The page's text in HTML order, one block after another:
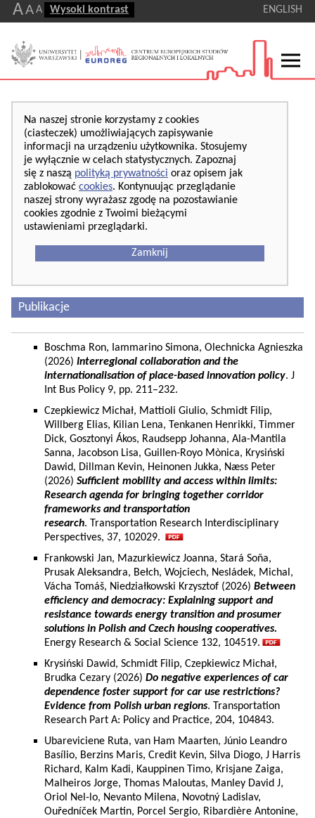
AA A Wysoki kontrast ENGLISH
Na naszej stronie korzystamy z cookies
(ciasteczek) umożliwiających zapisywanie
informacji na urządzeniu użytkownika. Stosujemy
je wyłącznie w celach statystycznych. Zapoznaj
się z naszą polityką prywatności oraz opisem jak
zablokować cookies. Kontynuując przeglądanie
naszej strony wyrażasz zgodę na pozostawianie
cookies zgodnie z Twoimi bieżącymi
ustawieniami przeglądarki.
Zamknij
Publikacje
Boschma Ron, Iammarino Simona, Olechnicka Agnieszka
(2026) Interregional collaboration and the
internationalisation of place-based innovation policy. J
Int Bus Policy 9, pp. 211–232.
Czepkiewicz Michał, Mattioli Giulio, Schmidt Filip,
Willberg Elias, Kilian Lena, Tenkanen Henrikki, Timmer
Dick, Gosztonyi Ákos, Raudsepp Johanna, Ala-Mantila
Sanna, Jacobson Lisa, Guillen-Royo Mònica, Krysiński
Dawid, Dillman Kevin, Heinonen Jukka, Næss Peter
(2026) Sufficient mobility and access within limits:
Research agenda for bringing together corridor
frameworks and transportation
research. Transportation Research Interdisciplinary
Perspectives, 37, 102029.
Frankowski Jan, Mazurkiewicz Joanna, Stará Soňa,
Prusak Aleksandra, Bełch, Wojciech, Nesládek, Michal,
Vácha Tomáš, Niedziałkowski Krzysztof (2026) Between
efficiency and democracy: Explaining support and
resistance towards energy transition and prosumer
solutions in Polish and Czech housing cooperatives.
Energy Research & Social Science 132, 104519.
Krysiński Dawid, Schmidt Filip, Czepkiewicz Michał,
Brudka Cezary (2026) Do negative experiences of car
dependence foster support for car use restrictions?
Evidence from Polish urban regions. Transportation
Research Part A: Policy and Practice, 204, 104843.
Ubareviciene Ruta, van Ham Maarten, Júnio Leandro
Basílio, Berzins Maris, Credit Kevin, Silva Diogo, J Harris
Richard, Kalm Kadi, Kauppinen Timo, Krisjane Zaiga,
Malheiros Jorge, Thomas Maloutas, Manley David J,
Oriol Nel-lo, Nevanto Milena, Novotný Ladislav,
Ouředníček Martin, Porcel Sergio, Ribardière Antonine,